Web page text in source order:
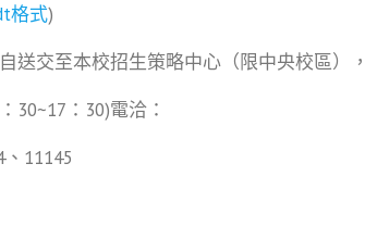
格式)
交至本校招生策略中心（限中央校區）
30~17：30)電洽：
11145